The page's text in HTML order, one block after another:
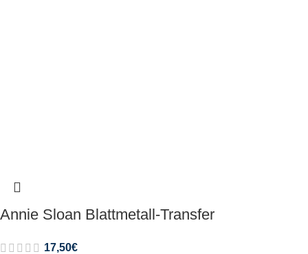
Annie Sloan Blattmetall-Transfer
17,50€